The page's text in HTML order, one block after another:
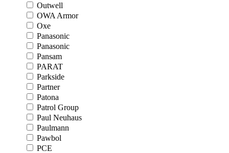
Outwell
OWA Armor
Oxe
Panasonic
Panasonic
Pansam
PARAT
Parkside
Partner
Patona
Patrol Group
Paul Neuhaus
Paulmann
Pawbol
PCE